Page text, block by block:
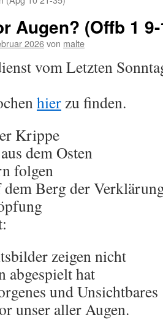
Augen? (Offb 1
2026von malte
vom Letzten
hierzu finden.
Krippe
dem Osten
folgen
dem Berg der
zeigen nicht
abgespielt hat
und Unsichtbares
unser aller Augen.